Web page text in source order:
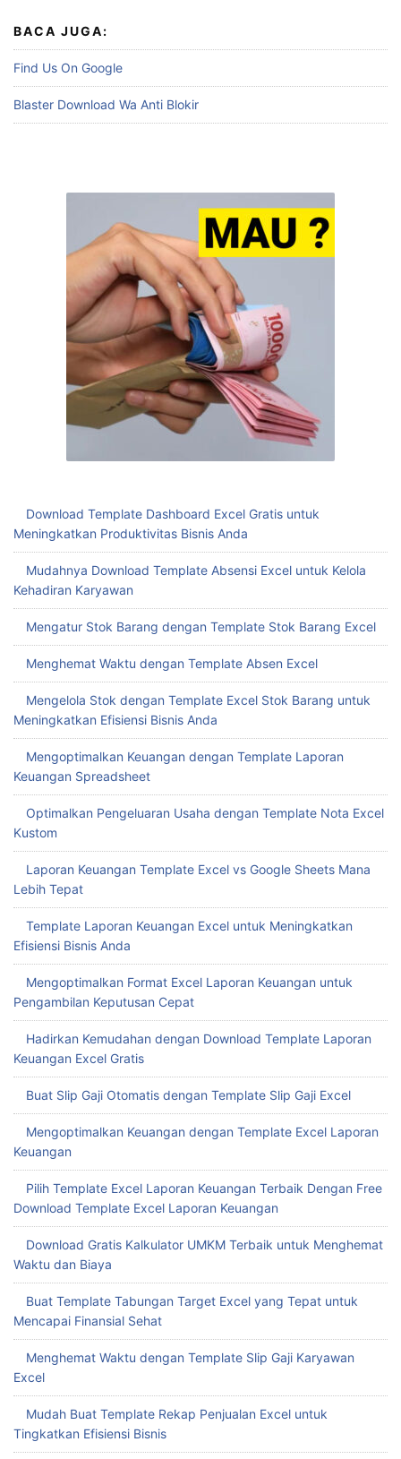
BACA JUGA:
Find Us On Google
Blaster Download Wa Anti Blokir
Download Template Dashboard Excel Gratis untuk
Meningkatkan Produktivitas Bisnis Anda
Mudahnya Download Template Absensi Excel untuk Kelola
Kehadiran Karyawan
Mengatur Stok Barang dengan Template Stok Barang Excel
Menghemat Waktu dengan Template Absen Excel
Mengelola Stok dengan Template Excel Stok Barang untuk
Meningkatkan Efisiensi Bisnis Anda
Mengoptimalkan Keuangan dengan Template Laporan
Keuangan Spreadsheet
Optimalkan Pengeluaran Usaha dengan Template Nota Excel
Kustom
Laporan Keuangan Template Excel vs Google Sheets Mana
Lebih Tepat
Template Laporan Keuangan Excel untuk Meningkatkan
Efisiensi Bisnis Anda
Mengoptimalkan Format Excel Laporan Keuangan untuk
Pengambilan Keputusan Cepat
Hadirkan Kemudahan dengan Download Template Laporan
Keuangan Excel Gratis
Buat Slip Gaji Otomatis dengan Template Slip Gaji Excel
Mengoptimalkan Keuangan dengan Template Excel Laporan
Keuangan
Pilih Template Excel Laporan Keuangan Terbaik Dengan Free
Download Template Excel Laporan Keuangan
Download Gratis Kalkulator UMKM Terbaik untuk Menghemat
Waktu dan Biaya
Buat Template Tabungan Target Excel yang Tepat untuk
Mencapai Finansial Sehat
Menghemat Waktu dengan Template Slip Gaji Karyawan
Excel
Mudah Buat Template Rekap Penjualan Excel untuk
Tingkatkan Efisiensi Bisnis